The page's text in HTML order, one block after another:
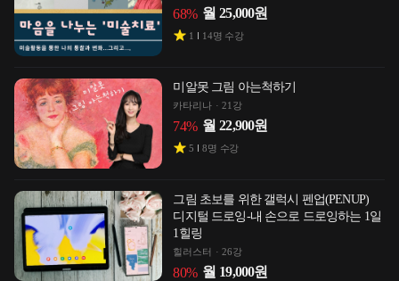
68% 월 25,000원
1 14명 수강
미알못 그림 아는척하기
카타리나 21강
74% 월 22,900원
5 8명 수강
그림 초보를 위한 갤럭시 펜업(PENUP)
디지털 드로잉-내 손으로 드로잉하는 1일
1힐링
힐러스터 26강
80% 월 19,000원